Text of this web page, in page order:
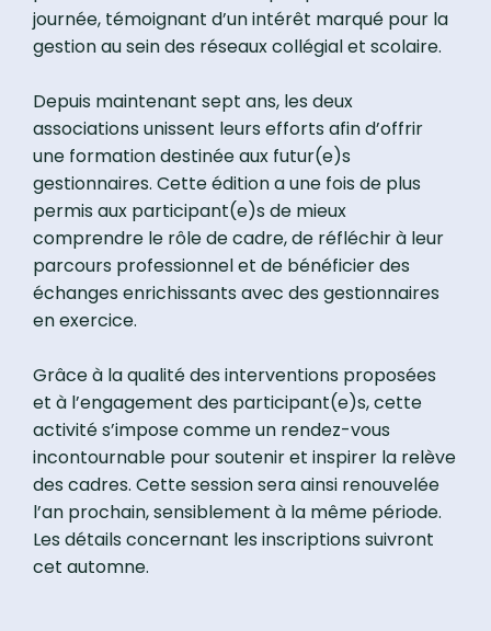
journée, témoignant d’un intérêt marqué pour la
gestion au sein des réseaux collégial et scolaire.
Depuis maintenant sept ans, les deux
associations unissent leurs efforts afin d’offrir
une formation destinée aux futur(e)s
gestionnaires. Cette édition a une fois de plus
permis aux participant(e)s de mieux
comprendre le rôle de cadre, de réfléchir à leur
parcours professionnel et de bénéficier des
échanges enrichissants avec des gestionnaires
en exercice.
Grâce à la qualité des interventions proposées
et à l’engagement des participant(e)s, cette
activité s’impose comme un rendez-vous
incontournable pour soutenir et inspirer la relève
des cadres. Cette session sera ainsi renouvelée
l’an prochain, sensiblement à la même période.
Les détails concernant les inscriptions suivront
cet automne.